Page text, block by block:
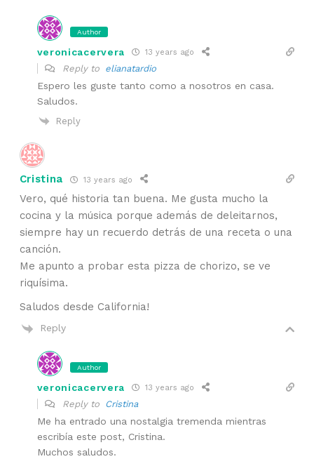
Author
veronicacervera 13 years ago
Reply to elianatardio
Espero les guste tanto como a nosotros en casa.
Saludos.
Reply
Cristina 13 years ago
Vero, qué historia tan buena. Me gusta mucho la
cocina y la música porque además de deleitarnos,
siempre hay un recuerdo detrás de una receta o una
canción.
Me apunto a probar esta pizza de chorizo, se ve
riquísima.
Saludos desde California!
Reply
Author
veronicacervera 13 years ago
Reply to Cristina
Me ha entrado una nostalgia tremenda mientras
escribía este post, Cristina.
Muchos saludos.